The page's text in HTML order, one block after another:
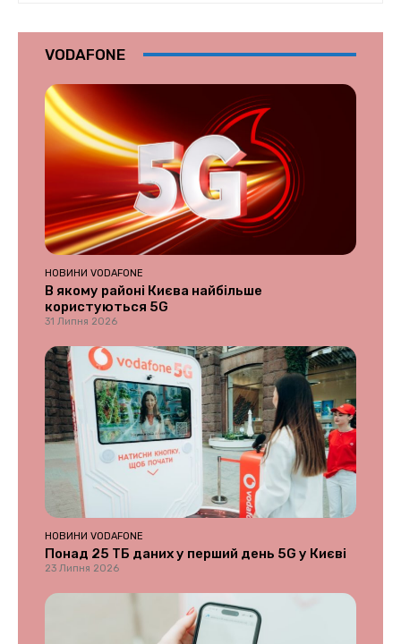
VODAFONE
НОВИНИ VODAFONE
В якому районі Києва найбільше
користуються 5G
31 Липня 2026
НОВИНИ VODAFONE
Понад 25 ТБ даних у перший день 5G у Києві
23 Липня 2026